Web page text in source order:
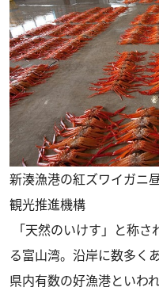
新湊漁港の紅ズワイガニ
観光推進機構
「天然のいけす」と称
る富山湾。沿岸に数多く
県内有数の好漁港といわ